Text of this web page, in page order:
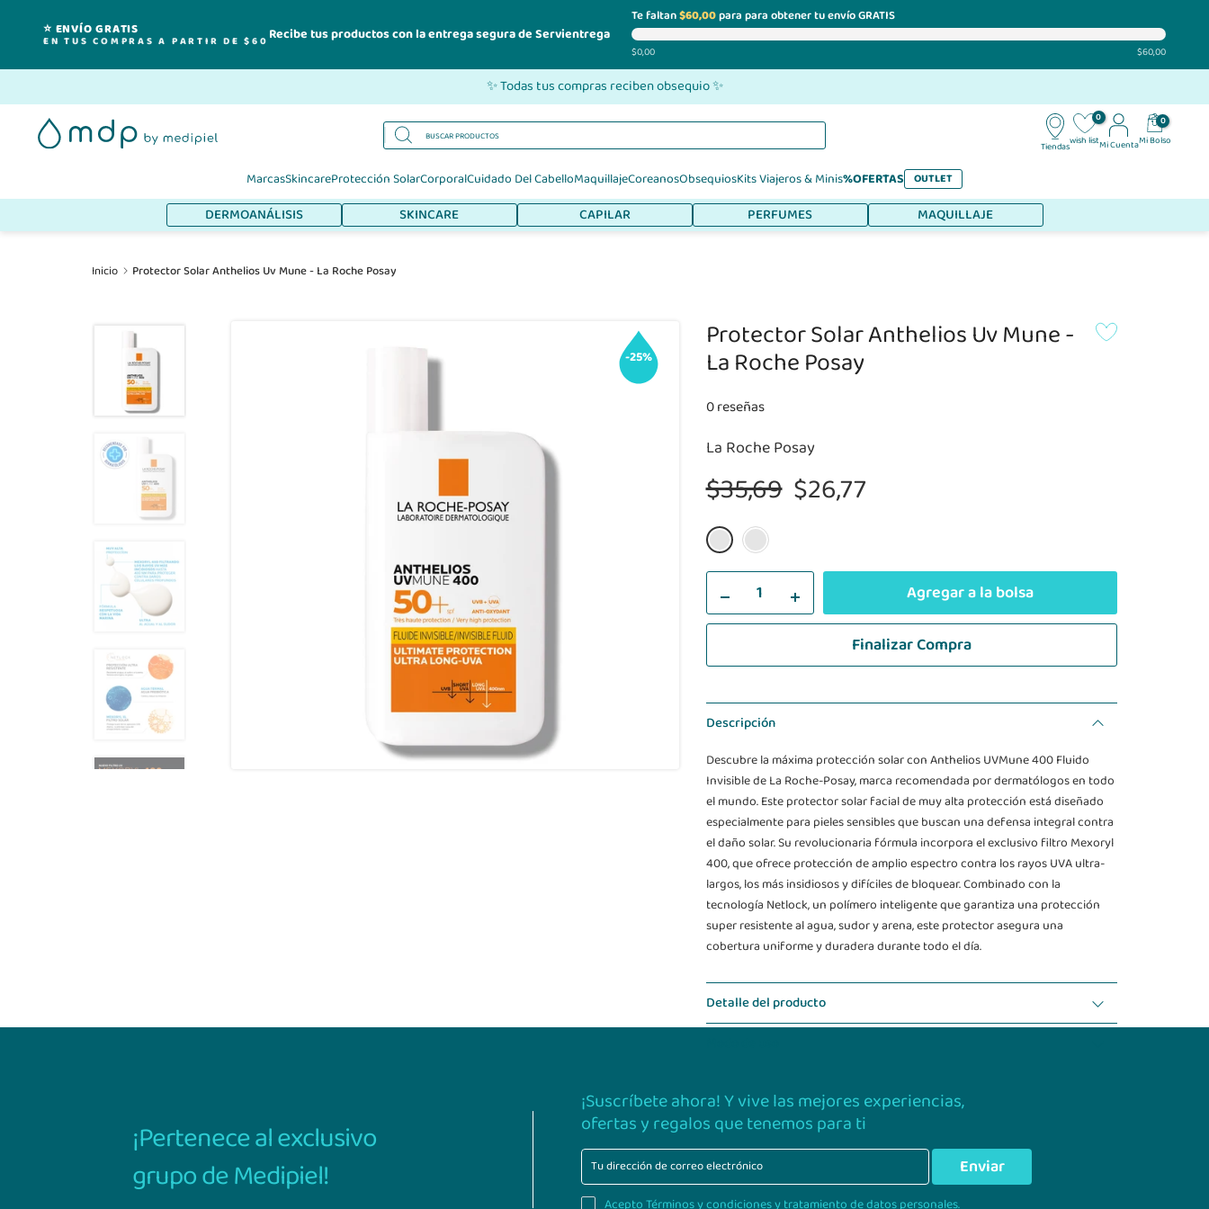
⭐ ENVÍO GRATIS
EN TUS COMPRAS A PARTIR DE $60 Recibe tus productos con la entrega segura de Servientrega
Te faltan$60,00para para obtener tu envío GRATIS
$0,00 $60,00
al
contenido
✨ Todas tus compras reciben obsequio ✨
Tiendas
0
wish listMi Cuenta
0
Mi Bolso
MarcasSkincareProtección SolarCorporalCuidado Del CabelloMaquillajeCoreanosObsequiosKits Viajeros & Minis%OFERTAS OUTLET
DERMOANÁLISIS SKINCARE CAPILAR PERFUMES MAQUILLAJE
Inicio Protector Solar Anthelios Uv Mune - La Roche Posay
-25%
Protector Solar Anthelios Uv Mune -
La Roche Posay
0 reseñas
La Roche Posay
$35,69 $26,77
Agregar a la bolsa
Finalizar Compra
Descripción
Descubre la máxima protección solar con Anthelios UVMune 400 Fluido
Invisible de La Roche-Posay, marca recomendada por dermatólogos en todo
el mundo. Este protector solar facial de muy alta protección está diseñado
especialmente para pieles sensibles que buscan una defensa integral contra
el daño solar. Su revolucionaria fórmula incorpora el exclusivo filtro Mexoryl
400, que ofrece protección de amplio espectro contra los rayos UVA ultra-
largos, los más insidiosos y difíciles de bloquear. Combinado con la
tecnología Netlock, un polímero inteligente que garantiza una protección
super resistente al agua, sudor y arena, este protector asegura una
cobertura uniforme y duradera durante todo el día.
Detalle del producto
¡Pertenece al exclusivo
grupo de Medipiel!
¡Suscríbete ahora! Y vive las mejores experiencias,
ofertas y regalos que tenemos para ti
Enviar
Acepto Términos y condiciones y tratamiento de datos personales.